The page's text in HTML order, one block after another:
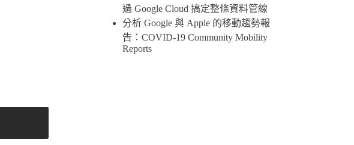
過 Google Cloud 搞定整條資料管線
分析 Google 與 Apple 的移動趨勢報
告：COVID-19 Community Mobility
Reports